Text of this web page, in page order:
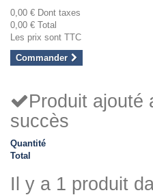
0,00 € Dont taxes
0,00 € Total
Les prix sont TTC
Commander
Produit ajouté
succès
Quantité
Total
Il y a 1 produit